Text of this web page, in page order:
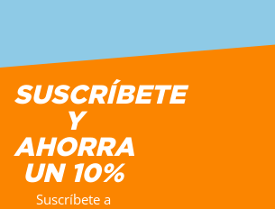
SUSCRÍBETE
Y
AHORRA
UN 10%
Suscríbete a